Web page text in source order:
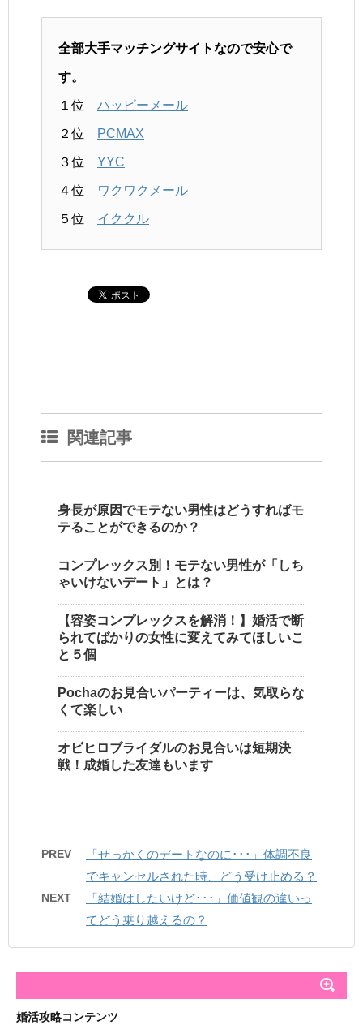
全部大手マッチングサイトなので安心で
す。
１位 ハッピーメール
２位 PCMAX
３位 YYC
４位 ワクワクメール
５位 イククル
関連記事
身長が原因でモテない男性はどうすればモ
テることができるのか？
コンプレックス別！モテない男性が「しち
ゃいけないデート」とは？
【容姿コンプレックスを解消！】婚活で断
られてばかりの女性に変えてみてほしいこ
と５個
Pochaのお見合いパーティーは、気取らな
くて楽しい
オビヒロブライダルのお見合いは短期決
戦！成婚した友達もいます
PREV
「せっかくのデートなのに･･･」体調不良
でキャンセルされた時、どう受け止める？
NEXT
「結婚はしたいけど･･･」価値観の違いっ
てどう乗り越えるの？
婚活攻略コンテンツ